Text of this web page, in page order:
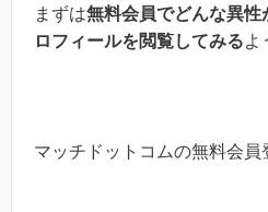
まずは無料会員でどんな異
ロフィールを閲覧してみるよ
マッチドットコムの無料会員